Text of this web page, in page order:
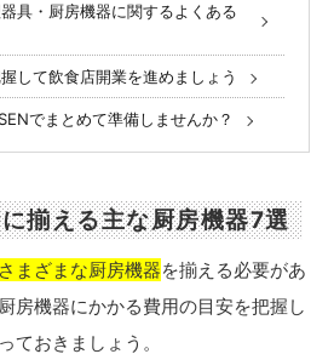
具・厨房機器に関するよくある
して飲食店開業を進めましょう
でまとめて準備しませんか？
揃える主な厨房機器7選
さまざまな厨房機器を揃える必要があ
房機器にかかる費用の目安を把握し
ておきましょう。